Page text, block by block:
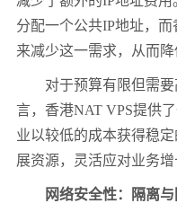
分配一个公共IP地址，
来减少这一需求，从而降
对于预算有限但需要
言，香港NAT VPS提供
业以较低的成本获得稳
展资源，灵活应对业务增
网络安全性：隔离与